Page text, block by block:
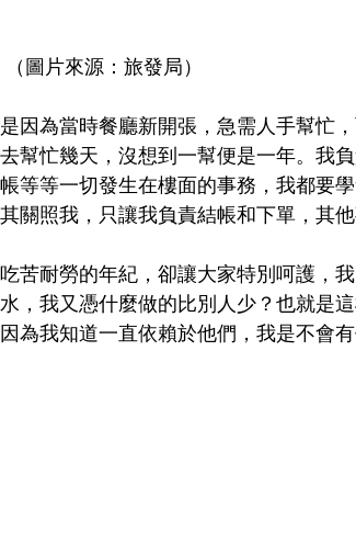
圖片來源：旅發局）
因為當時餐廳新開張，急需人手幫忙
幫忙幾天，沒想到一幫便是一年。我
等等一切發生在樓面的事務，我都要
關照我，只讓我負責結帳和下單，其他
苦耐勞的年紀，卻讓大家特別呵護，
，我又憑什麼做的比別人少？也就是
為我知道一直依賴於他們，我是不會